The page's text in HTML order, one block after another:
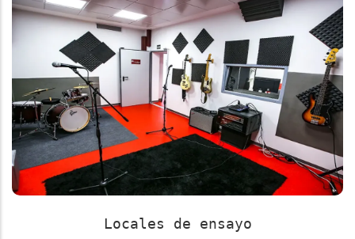
Locales de ensayo